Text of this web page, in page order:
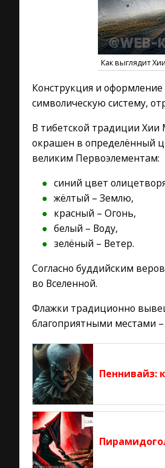
Как выглядит
Конструкция и
символическую систему,
В тибетской традиции Хии
окрашен в определённый
великим Первоэлементам:
синий цвет
жёлтый – Землю,
красный – Огонь,
белый – Воду,
зелёный – Ветер.
Согласно буддийским
во Вселенной.
Флажки традиционно
благоприятными местами
Пеннивайз: